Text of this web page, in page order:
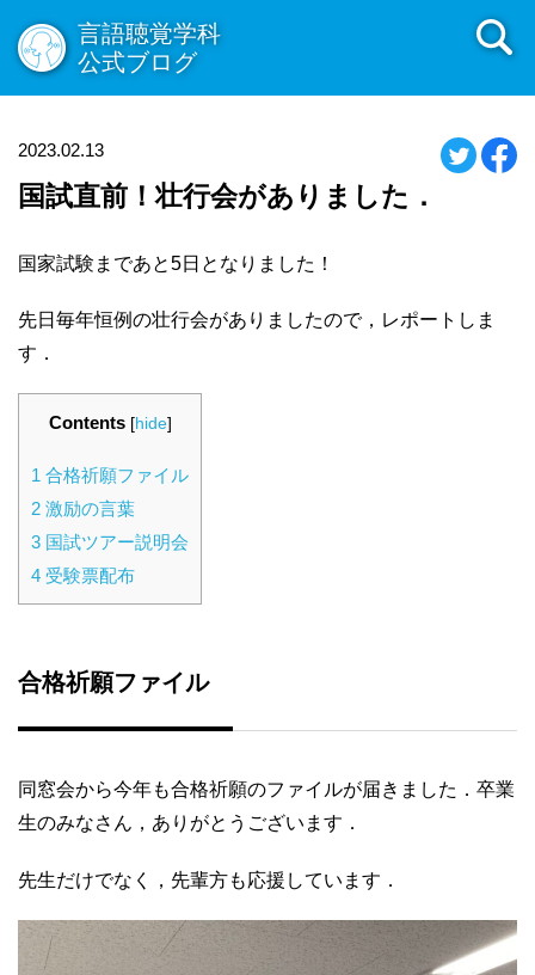
言語聴覚学科
公式ブログ
2023.02.13
国試直前！壮行会がありました．
国家試験まであと5日となりました！
先日毎年恒例の壮行会がありましたので，レポートしま
す．
Contents [hide]
1 合格祈願ファイル
2 激励の言葉
3 国試ツアー説明会
4 受験票配布
合格祈願ファイル
同窓会から今年も合格祈願のファイルが届きました．卒業
生のみなさん，ありがとうございます．
先生だけでなく，先輩方も応援しています．